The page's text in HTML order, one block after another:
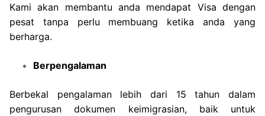
Kami akan membantu anda mendapat Visa dengan
pesat tanpa perlu membuang ketika anda yang
berharga.
Berpengalaman
Berbekal pengalaman lebih dari 15 tahun dalam
pengurusan dokumen keimigrasian, baik untuk